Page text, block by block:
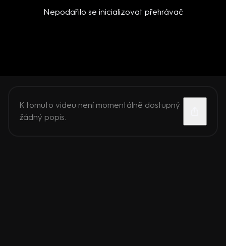
Nepodařilo se inicializovat přehrávač
K tomuto videu není momentálně dostupný
žádný popis.